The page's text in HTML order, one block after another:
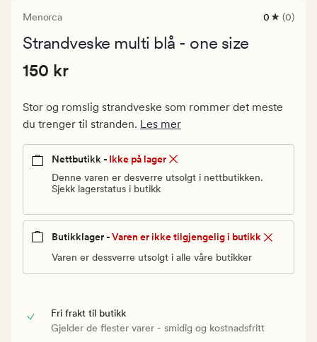
Menorca
0
0 (0)
Strandveske multi blå - one size
Pris
150
Pris 150 kr
150 kr
Stor og romslig strandveske som rommer det meste
du trenger til stranden. Les mer
Nettbutikk - Ikke på lager
Denne varen er desverre utsolgt i nettbutikken.
Sjekk lagerstatus i butikk
Butikklager -Varen er ikke tilgjengelig i butikk
Varen er dessverre utsolgt i alle våre butikker
Fri frakt til butikk
Gjelder de flester varer - smidig og kostnadsfritt